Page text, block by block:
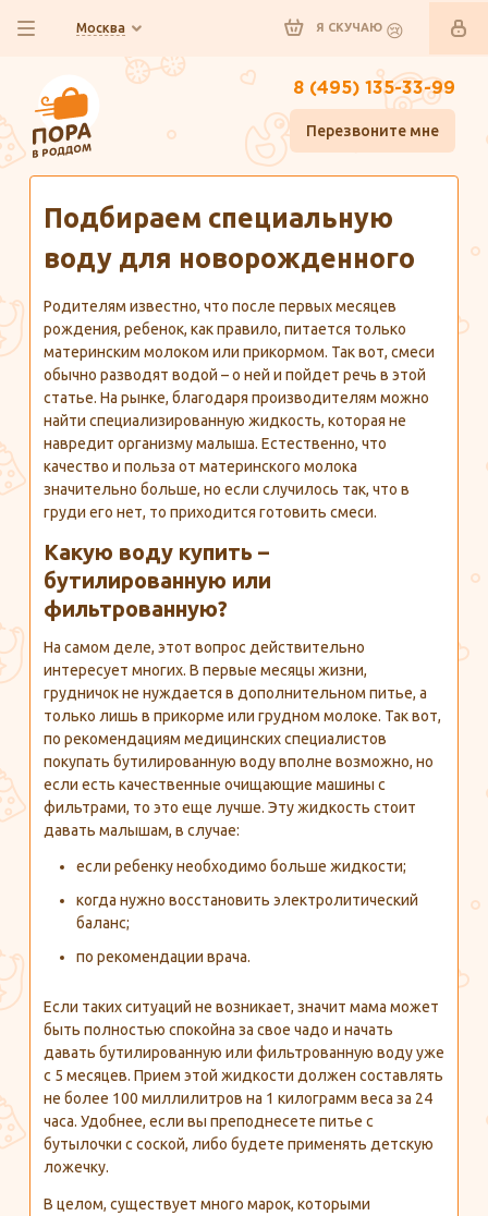
Москва Я СКУЧАЮ
8 (495) 135-33-99
Перезвоните мне
Подбираем специальную
воду для новорожденного
Родителям известно, что после первых месяцев
рождения, ребенок, как правило, питается только
материнским молоком или прикормом. Так вот, смеси
обычно разводят водой – о ней и пойдет речь в этой
статье. На рынке, благодаря производителям можно
найти специализированную жидкость, которая не
навредит организму малыша. Естественно, что
качество и польза от материнского молока
значительно больше, но если случилось так, что в
груди его нет, то приходится готовить смеси.
Какую воду купить –
бутилированную или
фильтрованную?
На самом деле, этот вопрос действительно
интересует многих. В первые месяцы жизни,
грудничок не нуждается в дополнительном питье, а
только лишь в прикорме или грудном молоке. Так вот,
по рекомендациям медицинских специалистов
покупать бутилированную воду вполне возможно, но
если есть качественные очищающие машины с
фильтрами, то это еще лучше. Эту жидкость стоит
давать малышам, в случае:
если ребенку необходимо больше жидкости;
когда нужно восстановить электролитический
баланс;
по рекомендации врача.
Если таких ситуаций не возникает, значит мама может
быть полностью спокойна за свое чадо и начать
давать бутилированную или фильтрованную воду уже
с 5 месяцев. Прием этой жидкости должен составлять
не более 100 миллилитров на 1 килограмм веса за 24
часа. Удобнее, если вы преподнесете питье с
бутылочки с соской, либо будете применять детскую
ложечку.
В целом, существует много марок, которыми